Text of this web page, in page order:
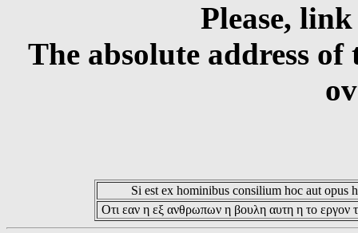
Please,
The absolute address
Si est ex hominibus consilium hoc aut opus
Οτι εαν η εξ ανθρωπων η βουλη αυτη η το εργον